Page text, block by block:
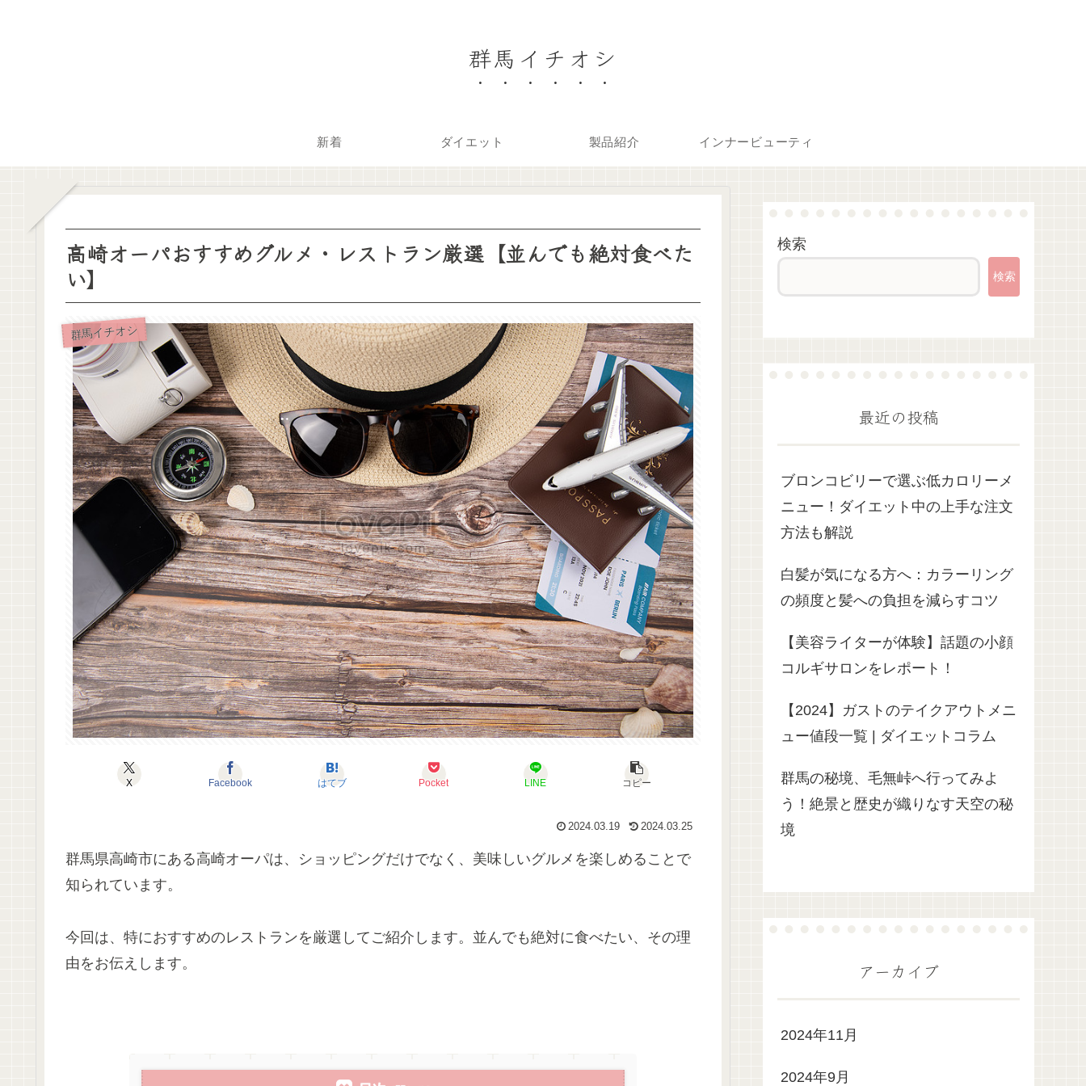
群馬イチオシ
新着 ダイエット 製品紹介 インナービューティ
高崎オーパおすすめグルメ・レストラン厳選【並んでも絶対食べた
い】
群馬イチオシ
X Facebook はてブ Pocket LINE コピー
2024.03.19 2024.03.25
群馬県高崎市にある高崎オーパは、ショッピングだけでなく、美味しいグルメを楽しめることで
知られています。
今回は、特におすすめのレストランを厳選してご紹介します。並んでも絶対に食べたい、その理
由をお伝えします。
検索
検索
最近の投稿
ブロンコビリーで選ぶ低カロリーメ
ニュー！ダイエット中の上手な注文
方法も解説
白髪が気になる方へ：カラーリング
の頻度と髪への負担を減らすコツ
【美容ライターが体験】話題の小顔
コルギサロンをレポート！
【2024】ガストのテイクアウトメニ
ュー値段一覧 | ダイエットコラム
群馬の秘境、毛無峠へ行ってみよ
う！絶景と歴史が織りなす天空の秘
境
アーカイブ
2024年11月
2024年9月